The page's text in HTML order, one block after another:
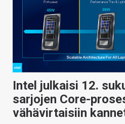
Intel julkaisi 12.
sarjojen Core-
vähävirtaisiin